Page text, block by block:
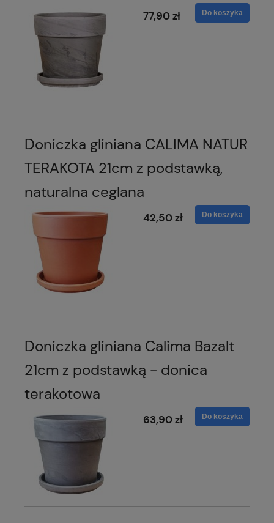
77,90 zł Do koszyka
Doniczka gliniana CALIMA NATUR
TERAKOTA 21cm z podstawką,
naturalna ceglana
42,50 zł Do koszyka
Doniczka gliniana Calima Bazalt
21cm z podstawką - donica
terakotowa
63,90 zł Do koszyka